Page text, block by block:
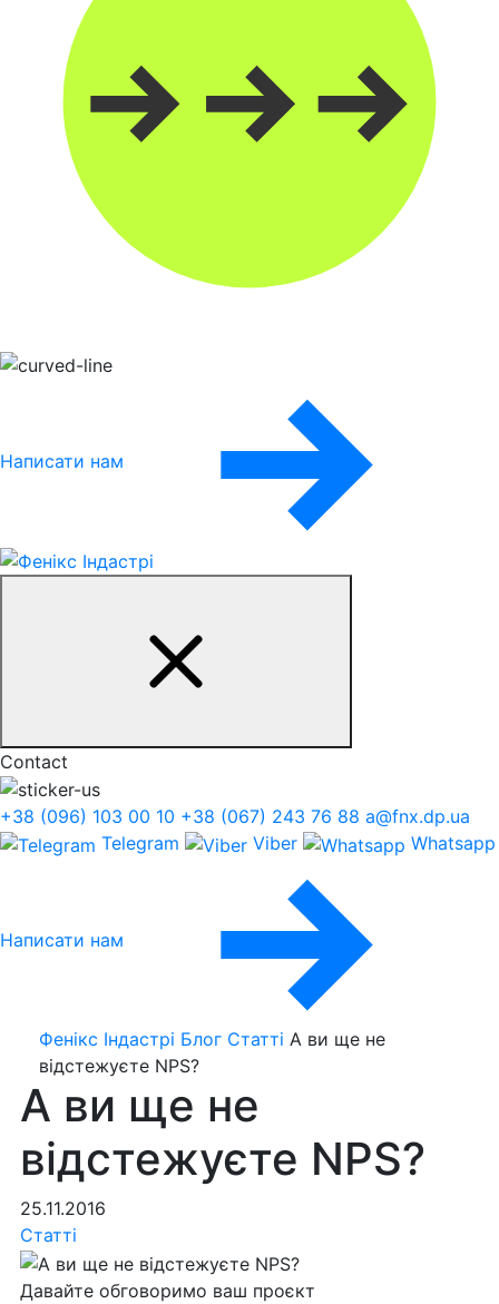
Написати нам
Contact
+38 (096) 103 00 10 +38 (067) 243 76 88 a@fnx.dp.ua
Telegram
Viber Whatsapp
Написати нам
Фенікс Індастрі Блог Статті А ви ще не
відстежуєте NPS?
А ви ще не
відстежуєте NPS?
25.11.2016
Статті
Давайте обговоримо ваш проєкт